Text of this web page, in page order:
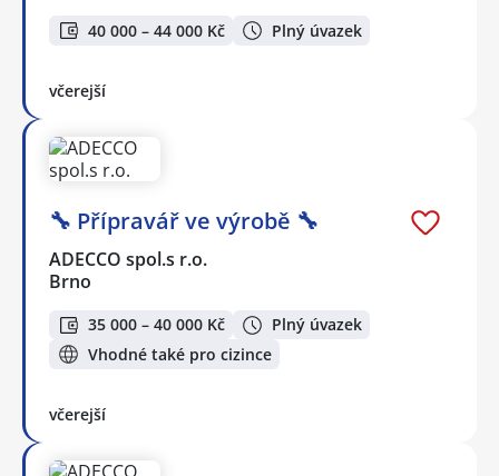
40 000 – 44 000 Kč Plný úvazek
včerejší
🔧 Přípravář ve výrobě 🔧
ADECCO spol.s r.o.
Brno
35 000 – 40 000 Kč
Plný úvazek
Vhodné také pro cizince
včerejší